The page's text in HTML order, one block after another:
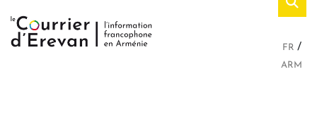
FR
ARM